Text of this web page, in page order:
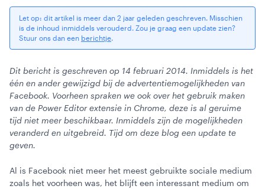
Blog
Webinars
Let op: dit artikel is meer dan 2 jaar geleden geschreven. Misschien
is de inhoud inmiddels verouderd. Zou je graag een update zien?
Stuur ons dan een berichtje.
Dit bericht is geschreven op 14 februari 2014. Inmiddels is het
één en ander gewijzigd bij de advertentiemogelijkheden van
Facebook. Voorheen spraken we ook over het gebruik maken
van de Power Editor extensie in Chrome, deze is al geruime
tijd niet meer beschikbaar. Inmiddels zijn de mogelijkheden
veranderd en uitgebreid. Tijd om deze blog een update te
geven.
Al is Facebook niet meer het meest gebruikte sociale medium
zoals het voorheen was, het blijft een interessant medium om